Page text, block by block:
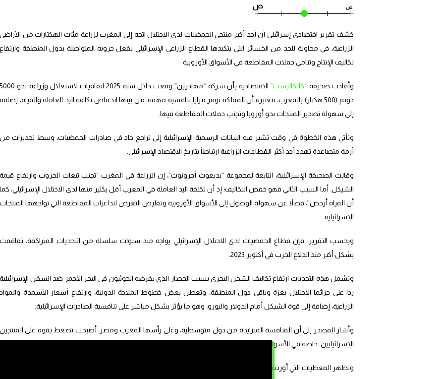
ص ص
كشف تقرير اقتصادي إسرائيلي أن أحد أكبر منتجي الحمضيات لدى الاحتلال اتجه إلى المغرب لزراعة مئات الهكتارات من الأراضي
الزراعية، في محاولة للحد من الخسائر التي يتكبدها القطاع الزراعي الإسرائيلي بفعل حروبه المتواصلة بدول المنطقة وارتفاع
تكاليف الإنتاج وتنامي حملات المقاطعة في الأسواق الأوروبية.
وأفادت صحيفة “كالكاليست”
الاقتصادية بأن شركة “مهادِرين” وقعت خلال سنة 2025 اتفاقيات لاستغلال وزراعة نحو 5000
دونم (500 هكتار) بالمغرب، معتبرة أن المملكة توفر مزايا تنافسية مهمة، من بينها انخفاض تكلفة اليد العاملة والمياه، إضافة
إلى سهولة تصدير المنتجات نحو أوروبا وتجنب حملات المقاطعة فيها.
وتأتي هذه الخطوة في وقت تشير فيه البيانات الرسمية الإسرائيلية إلى تراجع حاد في صادرات الحمضيات، وسط تحذيرات من
أزمة متصاعدة تهدد أحد أكثر القطاعات الزراعية ارتباطاً بتاريخ الاقتصاد الإسرائيلي.
وقالت الصحيفة الإسرائيلية، التابعة لمجموعة “يديعوت أحرونوت”، إن الزراعة في المغرب “تجنب تبعات الحروب وارتفاع قيمة
الشيكل. أما السبب الثاني فهو خفض التكاليف؛ إذ أن تكلفة اليد العاملة في المغرب أقل بكثير منها لدى الاحتلال الإسرائيلي، كما
أن المياه أرخص”، فضلاً عن سهولة الوصول إلى الأسواق الأوروبية وتقليص التعرض لتداعيات المقاطعة التي تواجهها المنتجات
الإسرائيلية.
وبحسب التقرير، فإن قطاع الحمضيات لدى الاحتلال الإسرائيلي يواجه منذ سنوات سلسلة من التحديات المتراكمة، تفاقمت
بشكل أكبر منذ اندلاع الحرب في أكتوبر 2023.
وتشمل هذه التحديات ارتفاع تكاليف الشحن البحري بسبب الحصار الذي يفرضه الحوثيون في البحر الأحمر ضد السفن الإسرائيلية
ردا على جرائما الاحتلال بغزة وباقي دول المنطقة، وتعطل بعض خطوط الملاحة الدولية، وارتفاع أسعار الأسمدة والمواد
الزراعية، إضافة إلى قوة الشيكل أمام الدولار واليورو، وهو ما يؤثر بشكل مباشر على تنافسية الصادرات الإسرائيلية.
وأشار المصدر إلى أن المنافسة المتزايدة من دول متوسطية، وعلى رأسها المغرب ومصر، أصبحت تضغط بقوة على المنتجين
الإسرائيليين، خاصة في الأسواق الأوروبية التي تمثل الوجهة الرئيسية لصادرات الحمضيات الإسرائيلية.